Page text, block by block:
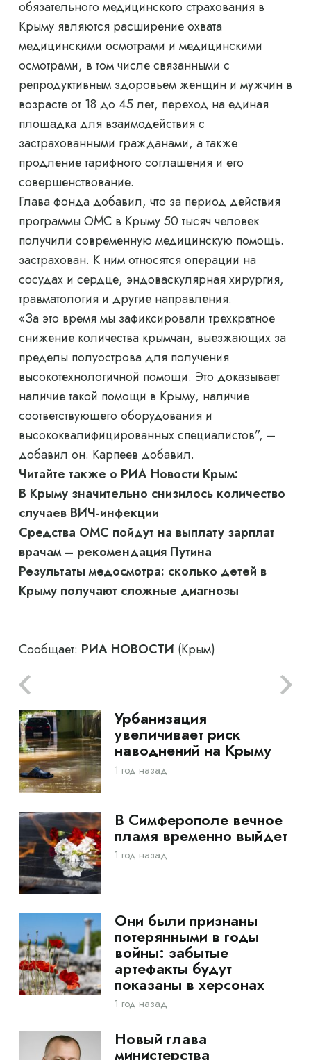
обязательного медицинского страхования в
Крыму являются расширение охвата
медицинскими осмотрами и медицинскими
осмотрами, в том числе связанными с
репродуктивным здоровьем женщин и мужчин в
возрасте от 18 до 45 лет, переход на единая
площадка для взаимодействия с
застрахованными гражданами, а также
продление тарифного соглашения и его
совершенствование.
Глава фонда добавил, что за период действия
программы ОМС в Крыму 50 тысяч человек
получили современную медицинскую помощь.
застрахован. К ним относятся операции на
сосудах и сердце, эндоваскулярная хирургия,
травматология и другие направления.
«За это время мы зафиксировали трехкратное
снижение количества крымчан, выезжающих за
пределы полуострова для получения
высокотехнологичной помощи. Это доказывает
наличие такой помощи в Крыму, наличие
соответствующего оборудования и
высококвалифицированных специалистов”, –
добавил он. Карпеев добавил.
Читайте также о РИА Новости Крым:
В Крыму значительно снизилось количество
случаев ВИЧ-инфекции
Средства ОМС пойдут на выплату зарплат
врачам – рекомендация Путина
Результаты медосмотра: сколько детей в
Крыму получают сложные диагнозы
Сообщает: РИА НОВОСТИ (Крым)
Урбанизация
увеличивает риск
наводнений на Крыму
1 год назад
В Симферополе вечное
пламя временно выйдет
1 год назад
Они были признаны
потерянными в годы
войны: забытые
артефакты будут
показаны в херсонах
1 год назад
Новый глава
министерства